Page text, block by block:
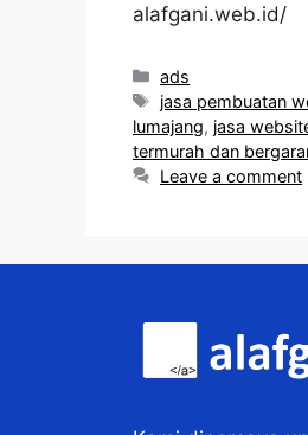
alafgani.web.id/
Categories
ads
Tags
jasa pembuatan
lumajang, jasa
termurah dan
Leave a comment